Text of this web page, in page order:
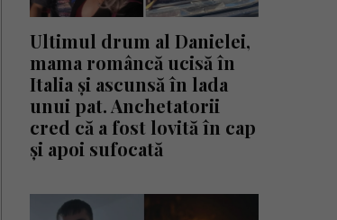
Ultimul drum al Danielei,
mama româncă ucisă în
Italia și ascunsă în lada
unui pat. Anchetatorii
cred că a fost lovită în cap
și apoi sufocată